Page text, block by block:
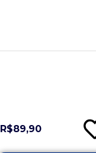
R$89,90